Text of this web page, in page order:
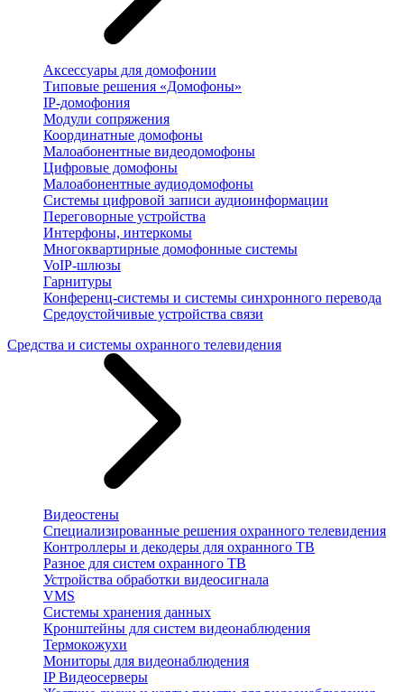
Аксессуары для домофонии
Типовые решения «Домофоны»
IP-домофония
Модули сопряжения
Координатные домофоны
Малоабонентные видеодомофоны
Цифровые домофоны
Малоабонентные аудиодомофоны
Системы цифровой записи аудиоинформации
Переговорные устройства
Интерфоны, интеркомы
Многоквартирные домофонные системы
VoIP-шлюзы
Гарнитуры
Конференц-системы и системы синхронного перевода
Средоустойчивые устройства связи
Средства и системы охранного телевидения
Видеостены
Специализированные решения охранного телевидения
Контроллеры и декодеры для охранного ТВ
Разное для систем охранного ТВ
Устройства обработки видеосигнала
VMS
Системы хранения данных
Кронштейны для систем видеонаблюдения
Термокожухи
Мониторы для видеонаблюдения
IP Видеосерверы